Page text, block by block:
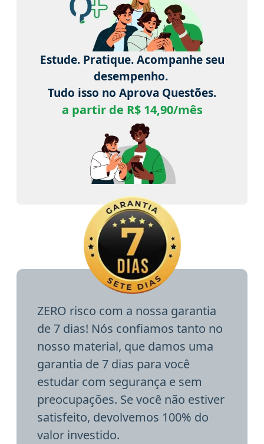
Estude. Pratique. Acompanhe seu
desempenho.
Tudo isso no Aprova Questões.
a partir de R$ 14,90/mês
ZERO risco com a nossa garantia
de 7 dias! Nós confiamos tanto no
nosso material, que damos uma
garantia de 7 dias para você
estudar com segurança e sem
preocupações. Se você não estiver
satisfeito, devolvemos 100% do
valor investido.